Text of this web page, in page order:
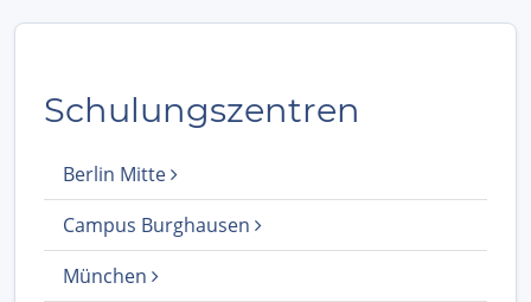
Schulungszentren
Berlin Mitte
Campus Burghausen
München